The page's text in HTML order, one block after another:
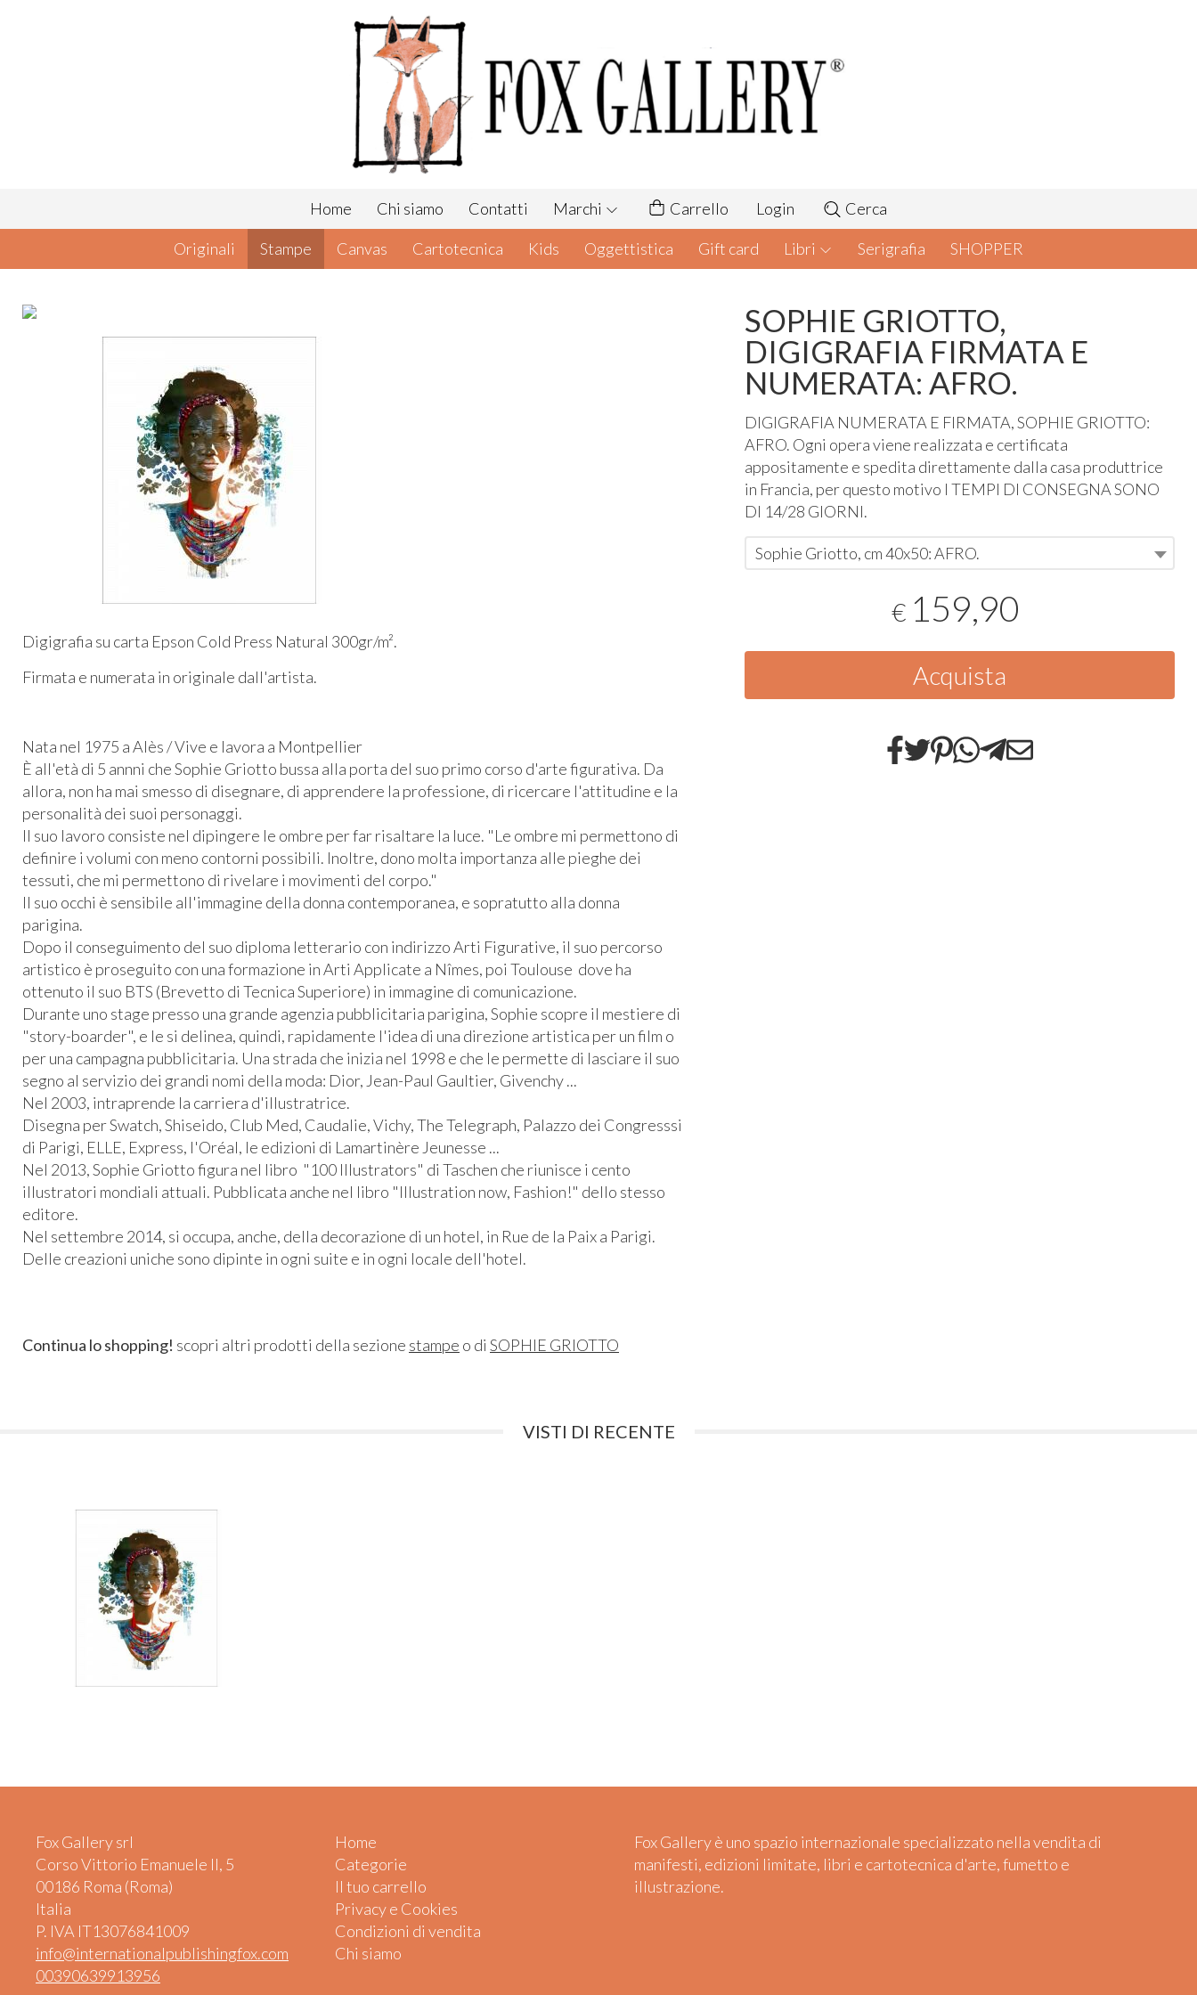
Home Chi siamo Contatti Marchi Carrello Login Cerca
Originali Stampe Canvas Cartotecnica Kids Oggettistica Gift card Libri Serigrafia SHOPPER
Digigrafia su carta Epson Cold Press Natural 300gr/m².
Firmata e numerata in originale dall'artista.
Nata nel 1975 a Alès / Vive e lavora a Montpellier
È all'età di 5 annni che Sophie Griotto bussa alla porta del suo primo corso d'arte figurativa. Da
allora, non ha mai smesso di disegnare, di apprendere la professione, di ricercare l'attitudine e la
personalità dei suoi personaggi.
Il suo lavoro consiste nel dipingere le ombre per far risaltare la luce. "Le ombre mi permettono di
definire i volumi con meno contorni possibili. Inoltre, dono molta importanza alle pieghe dei
tessuti, che mi permettono di rivelare i movimenti del corpo."
Il suo occhi è sensibile all'immagine della donna contemporanea, e sopratutto alla donna
parigina.
Dopo il conseguimento del suo diploma letterario con indirizzo Arti Figurative, il suo percorso
artistico è proseguito con una formazione in Arti Applicate a Nîmes, poi Toulouse dove ha
ottenuto il suo BTS (Brevetto di Tecnica Superiore) in immagine di comunicazione.
Durante uno stage presso una grande agenzia pubblicitaria parigina, Sophie scopre il mestiere di
"story-boarder", e le si delinea, quindi, rapidamente l'idea di una direzione artistica per un film o
per una campagna pubblicitaria. Una strada che inizia nel 1998 e che le permette di lasciare il suo
segno al servizio dei grandi nomi della moda: Dior, Jean-Paul Gaultier, Givenchy ...
Nel 2003, intraprende la carriera d'illustratrice.
Disegna per Swatch, Shiseido, Club Med, Caudalie, Vichy, The Telegraph, Palazzo dei Congresssi
di Parigi, ELLE, Express, l'Oréal, le edizioni di Lamartinère Jeunesse ...
Nel 2013, Sophie Griotto figura nel libro "100 Illustrators" di Taschen che riunisce i cento
illustratori mondiali attuali. Pubblicata anche nel libro "Illustration now, Fashion!" dello stesso
editore.
Nel settembre 2014, si occupa, anche, della decorazione di un hotel, in Rue de la Paix a Parigi.
Delle creazioni uniche sono dipinte in ogni suite e in ogni locale dell'hotel.
SOPHIE GRIOTTO,
DIGIGRAFIA FIRMATA E
NUMERATA: AFRO.
DIGIGRAFIA NUMERATA E FIRMATA,SOPHIE GRIOTTO:
AFRO. Ogni opera viene realizzata e certificata
appositamente e spedita direttamente dalla casa produttrice
in Francia, per questo motivo ITEMPI DI CONSEGNA SONO
DI 14/28 GIORNI.
Sophie Griotto, cm 40x50: AFRO.
€ 159,90
Acquista
Continua lo shopping! scopri altri prodotti della sezione stampe o di SOPHIE GRIOTTO
VISTI DI RECENTE
Fox Gallery srl
Corso Vittorio Emanuele II, 5
00186 Roma (Roma)
Italia
P. IVA IT13076841009
info@internationalpublishingfox.com
00390639913956
Home
Categorie
Il tuo carrello
Privacy e Cookies
Condizioni di vendita
Chi siamo
Fox Gallery è uno spazio internazionale specializzato nella vendita di
manifesti, edizioni limitate, libri e cartotecnica d'arte, fumetto e
illustrazione.